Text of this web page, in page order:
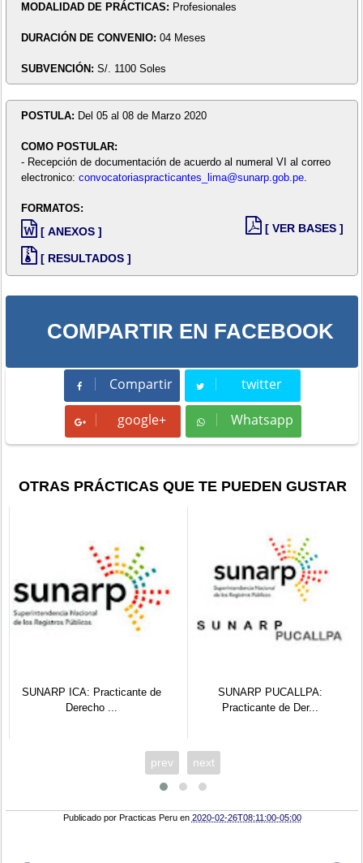
MODALIDAD DE PRÁCTICAS: Profesionales
DURACIÓN DE CONVENIO: 04 Meses
SUBVENCIÓN: S/. 1100 Soles
POSTULA: Del 05 al 08 de Marzo 2020
COMO POSTULAR:
- Recepción de documentación de acuerdo al numeral VI al correo
electronico: convocatoriaspracticantes_lima@sunarp.gob.pe.
FORMATOS:
[ ANEXOS ]
[ RESULTADOS ]
[ VER BASES ]
COMPARTIR EN FACEBOOK
Compartir
Compartir twitter
Tweet
google+ Whatsapp
Whatsapp
OTRAS PRÁCTICAS QUE TE PUEDEN GUSTAR
SUNARP ICA: Practicante de
Derecho ...
SUNARP PUCALLPA:
Practicante de Der...
prev next
Publicado por Practicas Peru en 2020-02-26T08:11:00-05:00